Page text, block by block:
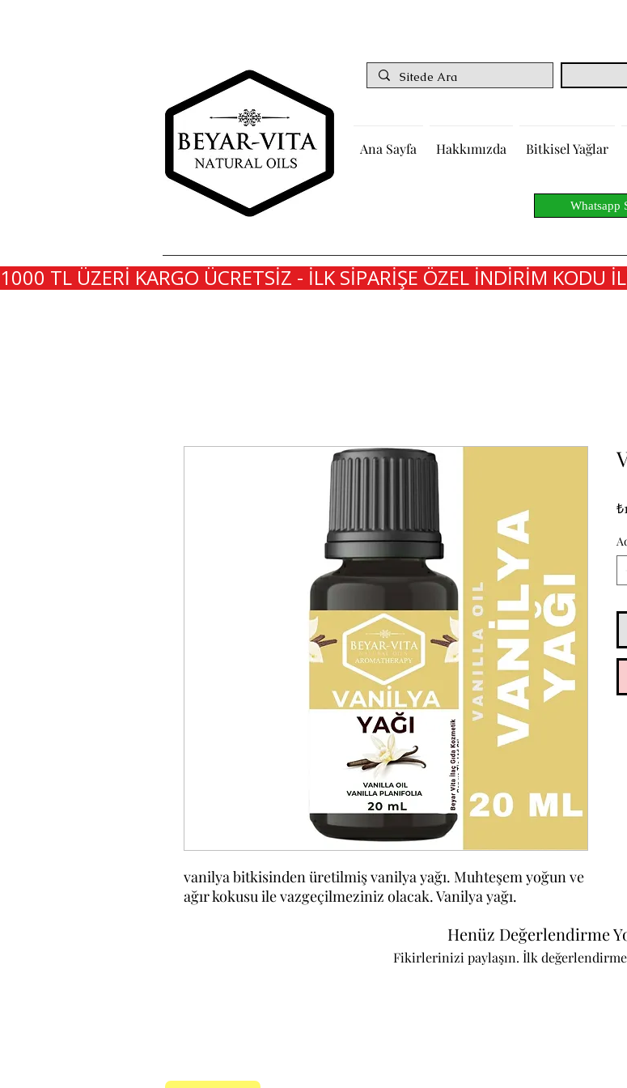
Ana Sayfa Hakkımızda Bitkisel Yağlar
Whatsapp
1000 TL ÜZERİ KARGO ÜCRETSİZ - İLK SİPARİŞE ÖZEL İNDİRİM KODU
vanilya bitkisinden üretilmiş vanilya yağı. Muhteşem yoğun ve
ağır kokusu ile vazgeçilmeziniz olacak. Vanilya yağı.
Henüz Değerlendirme
Fikirlerinizi paylaşın. İlk